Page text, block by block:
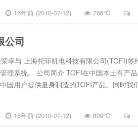
16年前 (2010-07-12) 766℃
公司
幸与 上海托菲机电科技有限公司(TOFI)签
理系统。 公司简介 TOFI在中国本土有产
用户提供量身制造的TOFI产品。同时我
16年前 (2010-07-12) 809℃